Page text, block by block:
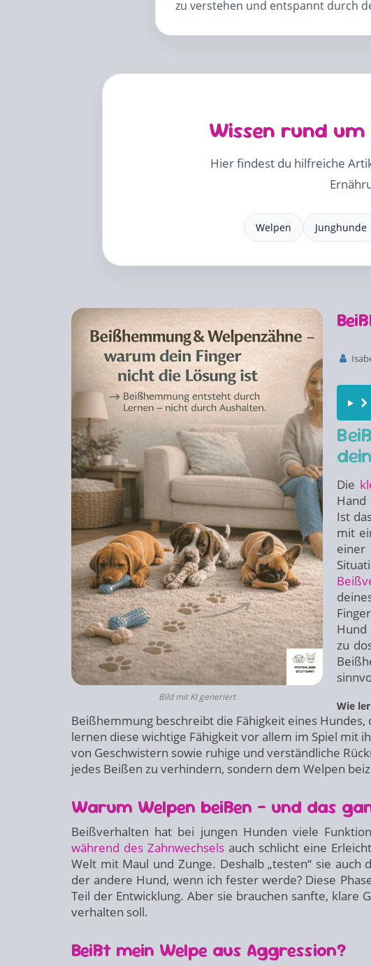
zu verstehen und entspannt durch
Wissen rund
Hier findest du hilfreiche
Welpen Junghunde
Bild mit KI generiert
Die
Ist
mit
einer
Hund
zu
Wie
Beißhemmung beschreibt die Fähigkeit eines
lernen diese wichtige Fähigkeit vor allem im Spiel mit
von Geschwistern sowie ruhige und verständliche
jedes Beißen zu verhindern, sondern dem Welpen
Warum Welpen beißen – und das
Beißverhalten hat bei jungen Hunden viele
während des Zahnwechsels auch schlicht eine
Welt mit Maul und Zunge. Deshalb „testen“ sie auch
der andere Hund, wenn ich fester werde? Diese
Teil der Entwicklung. Aber sie brauchen sanfte, klare
verhalten soll.
Beißt mein Welpe aus Aggression?